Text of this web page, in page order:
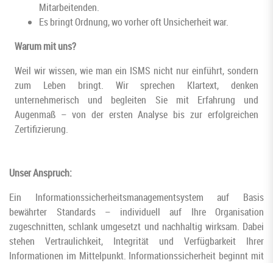
Mitarbeitenden.
Es bringt Ordnung, wo vorher oft Unsicherheit war.
Warum mit uns?
Weil wir wissen, wie man ein ISMS nicht nur einführt, sondern
zum Leben bringt. Wir sprechen Klartext, denken
unternehmerisch und begleiten Sie mit Erfahrung und
Augenmaß – von der ersten Analyse bis zur erfolgreichen
Zertifizierung.
Unser Anspruch:
Ein Informationssicherheitsmanagementsystem auf Basis
bewährter Standards – individuell auf Ihre Organisation
zugeschnitten, schlank umgesetzt und nachhaltig wirksam. Dabei
stehen Vertraulichkeit, Integrität und Verfügbarkeit Ihrer
Informationen im Mittelpunkt. Informationssicherheit beginnt mit